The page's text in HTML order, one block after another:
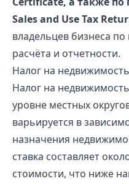
Sales and Use Tax
владельцев бизнеса
расчёта и отчетности.
Налог на
Налог на
уровне местных
варьируется в
назначения
ставка составляет
стоимости, что ниже